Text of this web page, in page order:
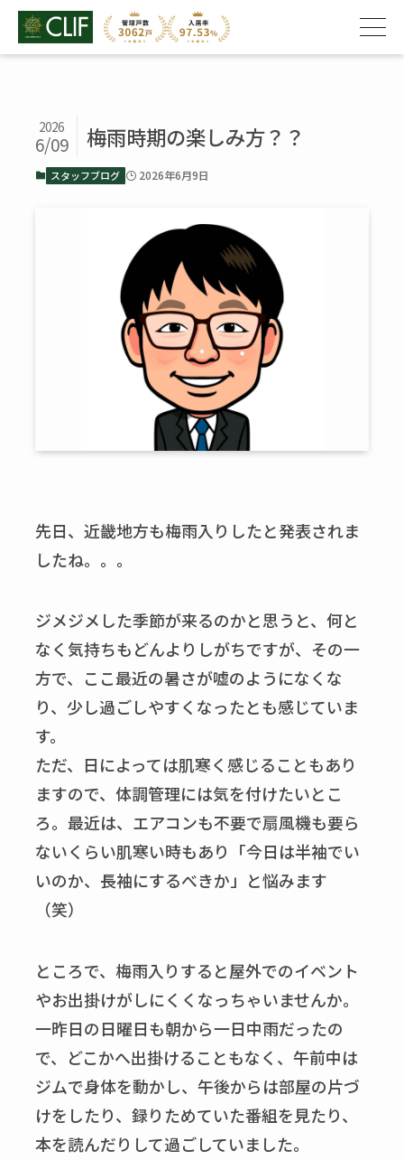
梅雨時期の楽しみ方？？
2026
6/09
スタッフブログ 2026年6月9日
先日、近畿地方も梅雨入りしたと発表されま
したね。。。
ジメジメした季節が来るのかと思うと、何と
なく気持ちもどんよりしがちですが、その一
方で、ここ最近の暑さが嘘のようになくな
り、少し過ごしやすくなったとも感じていま
す。
ただ、日によっては肌寒く感じることもあり
ますので、体調管理には気を付けたいとこ
ろ。最近は、エアコンも不要で扇風機も要ら
ないくらい肌寒い時もあり「今日は半袖でい
いのか、長袖にするべきか」と悩みます
（笑）
ところで、梅雨入りすると屋外でのイベント
やお出掛けがしにくくなっちゃいませんか。
一昨日の日曜日も朝から一日中雨だったの
で、どこかへ出掛けることもなく、午前中は
ジムで身体を動かし、午後からは部屋の片づ
けをしたり、録りためていた番組を見たり、
本を読んだりして過ごしていました。